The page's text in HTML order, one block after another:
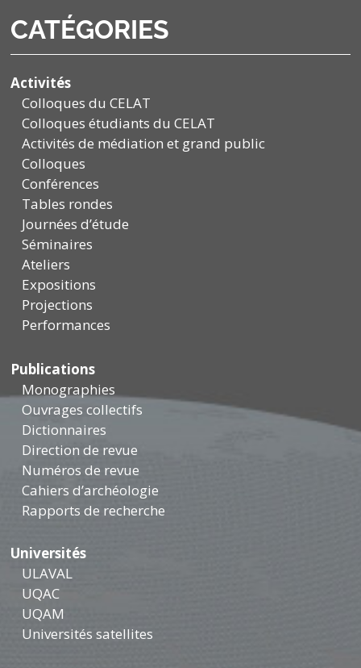
CATÉGORIES
Activités
Colloques du CELAT
Colloques étudiants du CELAT
Activités de médiation et grand public
Colloques
Conférences
Tables rondes
Journées d’étude
Séminaires
Ateliers
Expositions
Projections
Performances
Publications
Monographies
Ouvrages collectifs
Dictionnaires
Direction de revue
Numéros de revue
Cahiers d’archéologie
Rapports de recherche
Universités
ULAVAL
UQAC
UQAM
Universités satellites